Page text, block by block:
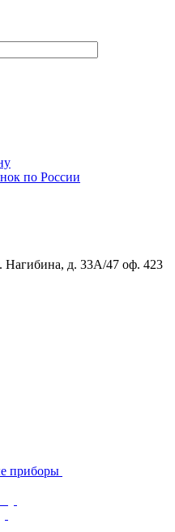
по России
Нагибина, д. 33А/47 оф. 423
приборы